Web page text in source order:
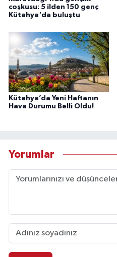
coşkusu: 5 ilden 150 genç
Kütahya'da buluştu
Kütahya’da Yeni Haftanın
Hava Durumu Belli Oldu!
Yorumlar